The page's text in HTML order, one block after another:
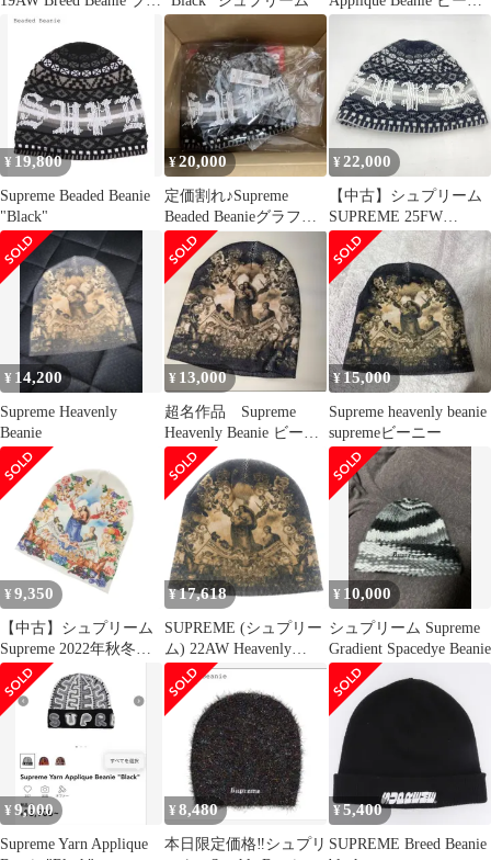
ードビーニー 黒
ー 黒
¥ 19,800
Supreme Beaded Beanie
"Black"
¥20,000
定価割れ♪Supreme
Beaded Beanieグラフィ
ックデザイン
¥22,000
【中古】シュプリーム
SUPREME 25FW
Beaded Beanie ブラック
シュプリーム[24]
[240024560759]
¥ 14,200
Supreme Heavenly
Beanie
¥ 13,000
超名作品 Supreme
Heavenly Beanie ビーニ
ー シュプリーム
¥ 15,000
Supreme heavenly beanie
supremeビーニー
¥ 9,350
【中古】シュプリーム
Supreme 2022年秋冬
Heavenly Beanie ポリエ
ステル ビーニー ニット
キャップ ホワイト【メ
¥ 17,618
SUPREME (シュプリー
ム) 22AW Heavenly
Beanie へブンリー ビー
ニー ニット帽 帽子 グ
レー
¥ 10,000
シュプリーム Supreme
Gradient Spacedye Beanie
¥9,000
Supreme Yarn Applique
¥ 8,480
本日限定価格‼️シュプリ
¥5,400
SUPREME Breed Beanie